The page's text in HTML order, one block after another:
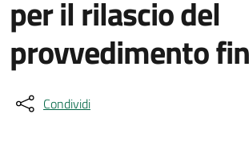
per il rilascio del
provvedimento
Condividi